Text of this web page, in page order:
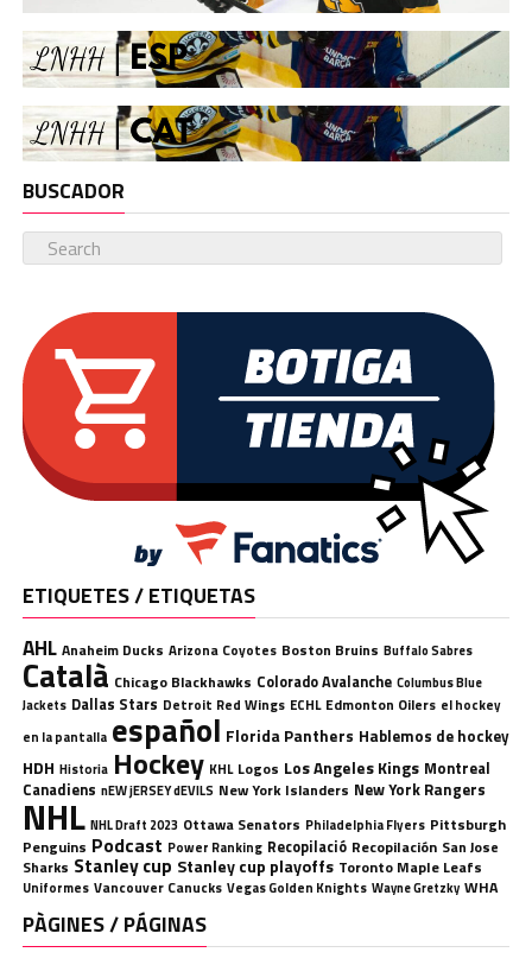
BUSCADOR
ETIQUETES / ETIQUETAS
AHL Anaheim Ducks Arizona Coyotes Boston Bruins Buffalo Sabres
Català Chicago Blackhawks Colorado Avalanche Columbus Blue
Jackets Dallas Stars Detroit Red Wings ECHL Edmonton Oilers el hockey
en la pantalla español Florida Panthers Hablemos de hockey
HDH Historia Hockey KHL Logos Los Angeles Kings Montreal
Canadiens nEW jERSEY dEVILS New York Islanders New York Rangers
NHL NHL Draft 2023 Ottawa Senators Philadelphia Flyers Pittsburgh
Penguins Podcast Power Ranking Recopilació Recopilación San Jose
Sharks Stanley cup Stanley cup playoffs Toronto Maple Leafs
Uniformes Vancouver Canucks Vegas Golden Knights Wayne Gretzky WHA
PÀGINES / PÁGINAS